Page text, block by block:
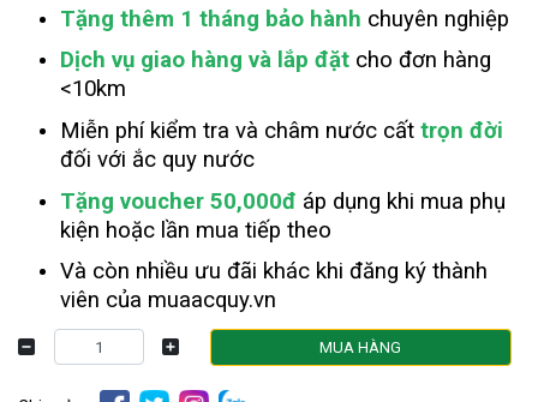
Tặng thêm 1 tháng bảo hành chuyên nghiệp
Dịch vụ giao hàng và lắp đặt cho đơn hàng
<10km
Miễn phí kiểm tra và châm nước cất trọn đời
đối với ắc quy nước
Tặng voucher 50,000đ áp dụng khi mua phụ
kiện hoặc lần mua tiếp theo
Và còn nhiều ưu đãi khác khi đăng ký thành
viên của muaacquy.vn
MUA HÀNG